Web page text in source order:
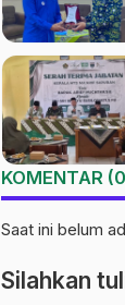
KOMENTAR
Saat ini belum
Silahkan